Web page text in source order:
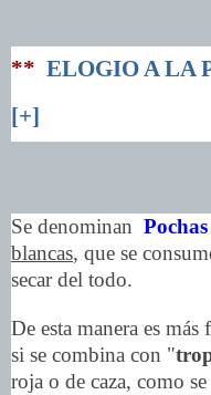
** ELOGIO A LA
[+]
Se denominan
blancas, que se
secar del todo.
De esta manera es
si se combina con "
roja o de caza, como